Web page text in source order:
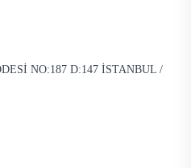
NO:187 D:147 İSTANBUL /